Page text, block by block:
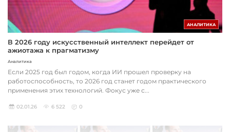
АНАЛИТИКА
В 2026 году искусственный интеллект перейдет от
ажиотажа к прагматизму
Аналитика
Если 2025 год был годом, когда ИИ прошел проверку на
работоспособность, то 2026 год станет годом практического
применения этих технологий. Фокус уже с...
02.01.26 6 522 0